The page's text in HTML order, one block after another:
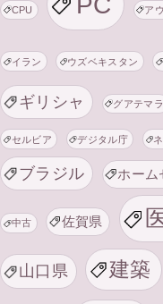
CPU ア
イラン ウズベキスタン
ギリシャ グアテマラ
セルビア デジタル庁
ブラジル ホーム
中古 佐賀県
山口県 建築